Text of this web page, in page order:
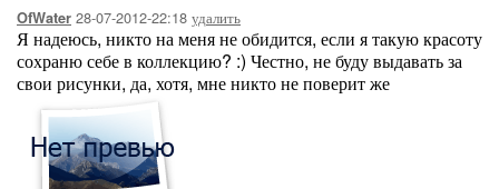
OfWater 28-07-2012-22:18 удалить
Я надеюсь, никто на меня не обидится, если я такую красоту
сохраню себе в коллекцию? :) Честно, не буду выдавать за
свои рисунки, да, хотя, мне никто не поверит же